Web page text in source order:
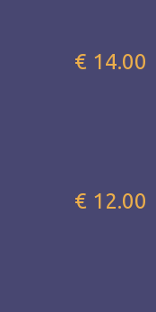
€ 14.00
€ 12.00